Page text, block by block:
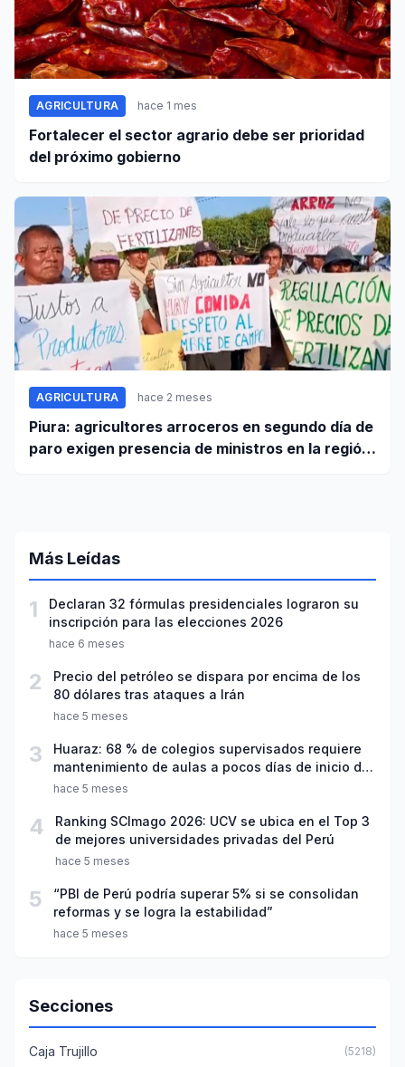
AGRICULTURA hace 1 mes
Fortalecer el sector agrario debe ser prioridad
del próximo gobierno
AGRICULTURA hace 2 meses
Piura: agricultores arroceros en segundo día de
paro exigen presencia de ministros en la región
Más Leídas
1
Declaran 32 fórmulas presidenciales lograron su
inscripción para las elecciones 2026
hace 6 meses
2
Precio del petróleo se dispara por encima de los
80 dólares tras ataques a Irán
hace 5 meses
3
Huaraz: 68 % de colegios supervisados requiere
mantenimiento de aulas a pocos días de inicio del
año escolar 2026
hace 5 meses
4
Ranking SCImago 2026: UCV se ubica en el Top 3
de mejores universidades privadas del Perú
hace 5 meses
5
“PBI de Perú podría superar 5% si se consolidan
reformas y se logra la estabilidad”
hace 5 meses
Secciones
Caja Trujillo (5218)